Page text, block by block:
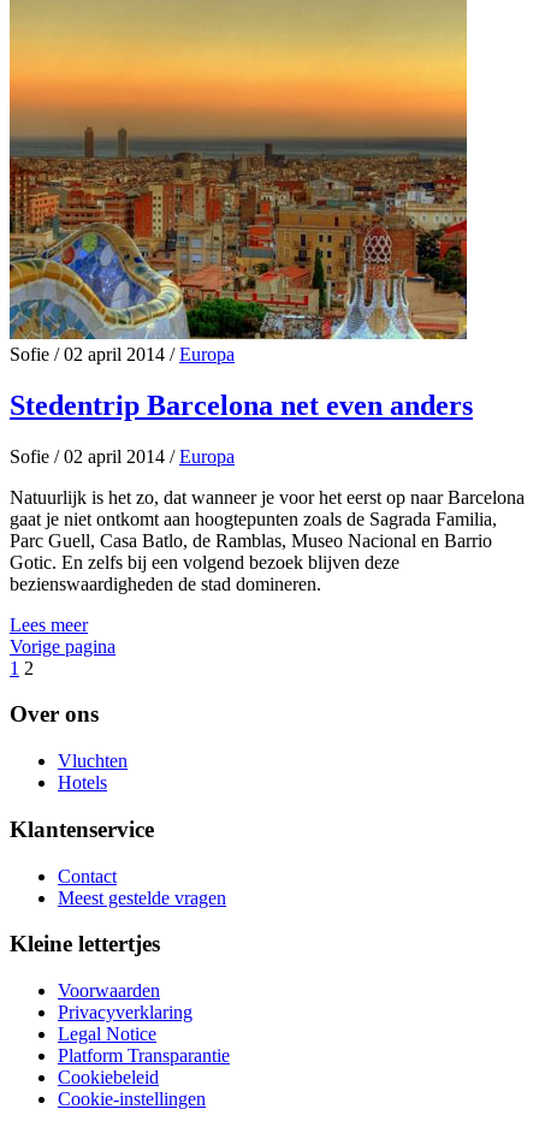
Sofie /02 april 2014 / Europa
Stedentrip Barcelona net even anders
Sofie /02 april 2014 / Europa
Natuurlijk is het zo, dat wanneer je voor het eerst op naar Barcelona
gaat je niet ontkomt aan hoogtepunten zoals de Sagrada Familia,
Parc Guell, Casa Batlo, de Ramblas, Museo Nacional en Barrio
Gotic. En zelfs bij een volgend bezoek blijven deze
bezienswaardigheden de stad domineren.
Lees meer
Vorige pagina
1 2
Over ons
Vluchten
Hotels
Klantenservice
Contact
Meest gestelde vragen
Kleine lettertjes
Voorwaarden
Privacyverklaring
Legal Notice
Platform Transparantie
Cookiebeleid
Cookie-instellingen